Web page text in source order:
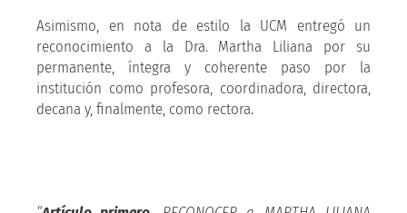
Asimismo, en nota de estilo la UCM entregó un
reconocimiento a la Dra. Martha Liliana por su
permanente, íntegra y coherente paso por la
institución como profesora, coordinadora, directora,
decana y, finalmente, como rectora.